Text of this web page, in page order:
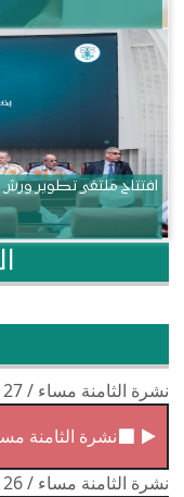
افتتاح ملتقى تطوير ورش
نشرة الثامنة مساء / 27 يوليو 2026
نشرة الثامنة مساء / 27
نشرة الثامنة مساء / 26 يوليو 2026